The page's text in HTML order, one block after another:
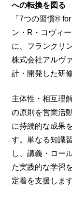
への転換を図る
「7つの習慣®
ン・R・コヴィ
に、フランクリ
株式会社アルヴ
計・開発した研
主体性・相互理
の原則を営業活
に持続的な成果
す。単なる知識
し、講義・ロー
た実践的な学習
定着を支援します